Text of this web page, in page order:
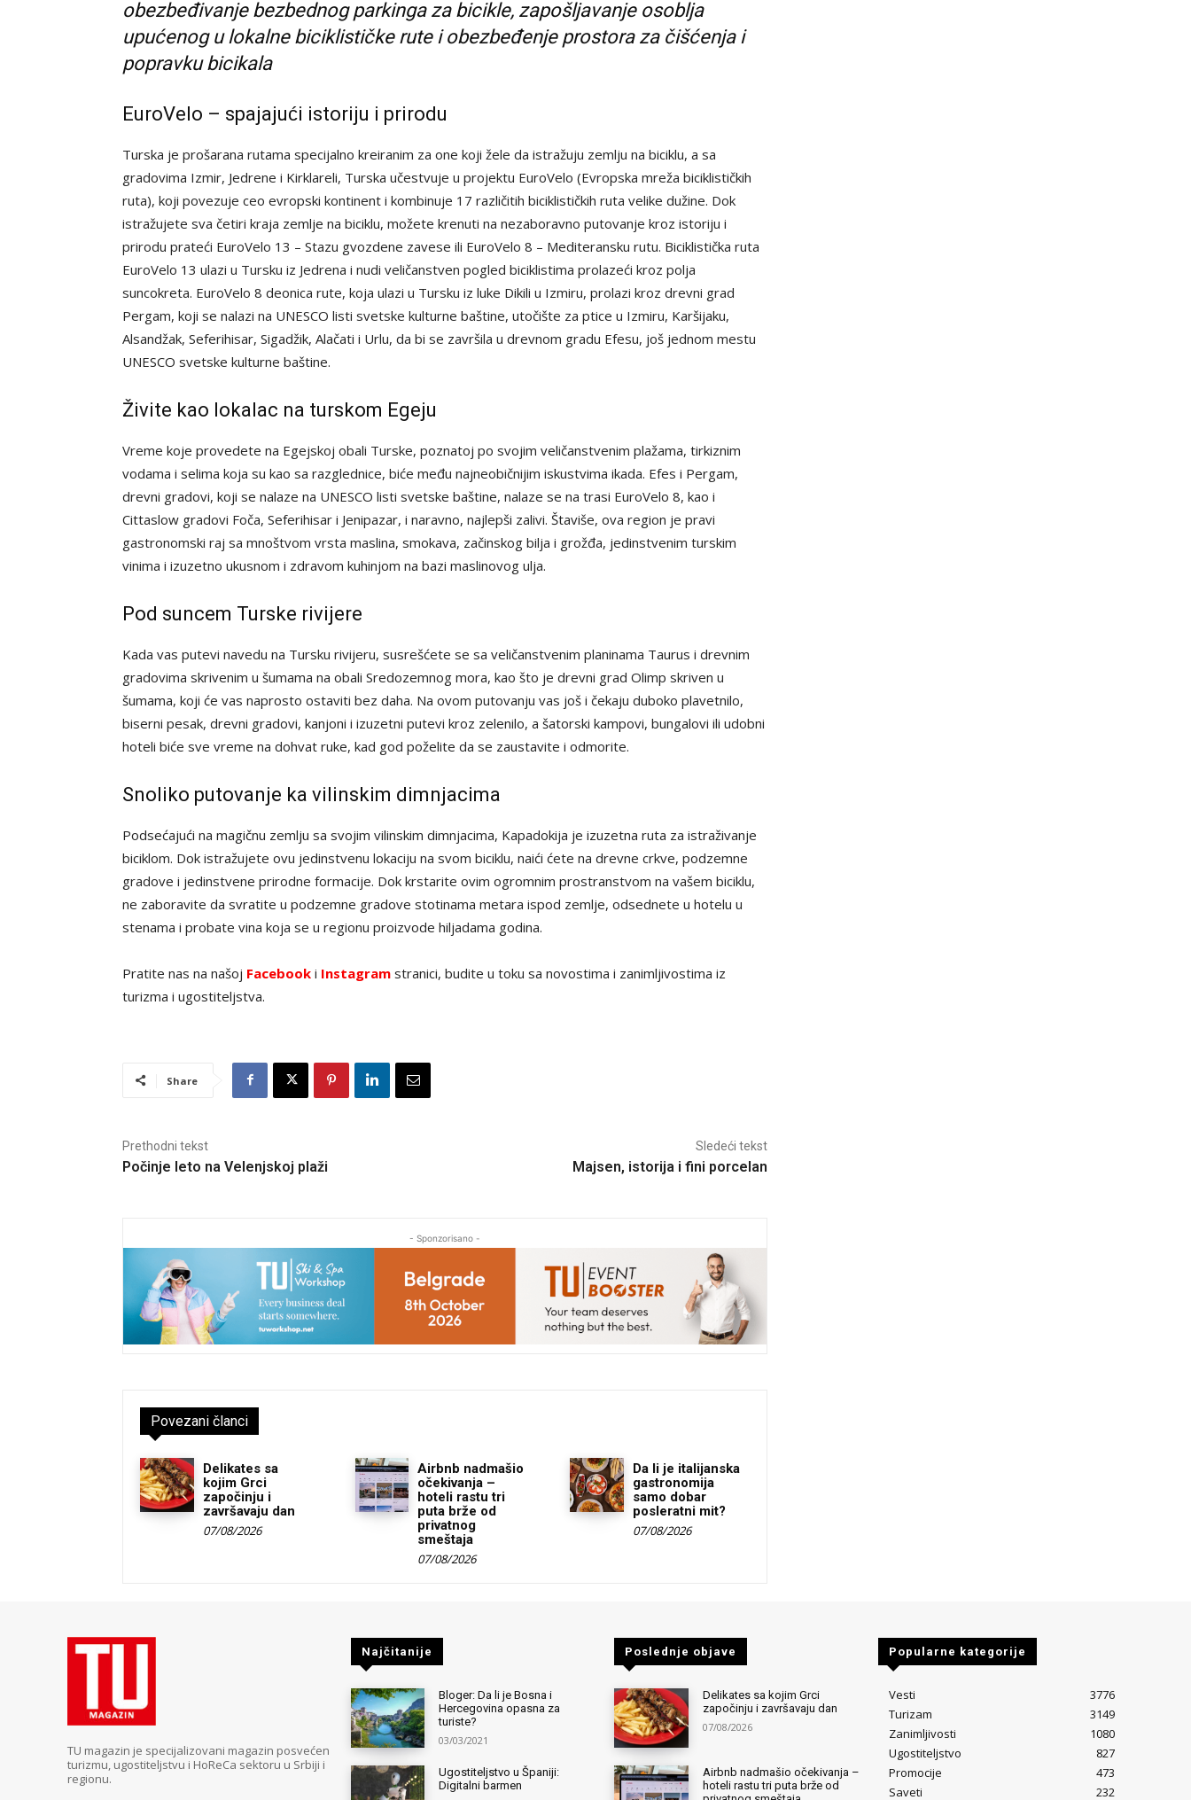
obezbeđivanje bezbednog parkinga za bicikle, zapošljavanje osoblja
upućenog u lokalne biciklističke rute i obezbeđenje prostora za čišćenja i
popravku bicikala
EuroVelo – spajajući istoriju i prirodu
Turska je prošarana rutama specijalno kreiranim za one koji žele da istražuju zemlju na biciklu, a sa
gradovima Izmir, Jedrene i Kirklareli, Turska učestvuje u projektu EuroVelo (Evropska mreža biciklističkih
ruta), koji povezuje ceo evropski kontinent i kombinuje 17 različitih biciklističkih ruta velike dužine. Dok
istražujete sva četiri kraja zemlje na biciklu, možete krenuti na nezaboravno putovanje kroz istoriju i
prirodu prateći EuroVelo 13 – Stazu gvozdene zavese ili EuroVelo 8 – Mediteransku rutu. Biciklistička ruta
EuroVelo 13 ulazi u Tursku iz Jedrena i nudi veličanstven pogled biciklistima prolazeći kroz polja
suncokreta. EuroVelo 8 deonica rute, koja ulazi u Tursku iz luke Dikili u Izmiru, prolazi kroz drevni grad
Pergam, koji se nalazi na UNESCO listi svetske kulturne baštine, utočište za ptice u Izmiru, Karšijaku,
Alsandžak, Seferihisar, Sigadžik, Alačati i Urlu, da bi se završila u drevnom gradu Efesu, još jednom mestu
UNESCO svetske kulturne baštine.
Živite kao lokalac na turskom Egeju
Vreme koje provedete na Egejskoj obali Turske, poznatoj po svojim veličanstvenim plažama, tirkiznim
vodama i selima koja su kao sa razglednice, biće među najneobičnijim iskustvima ikada. Efes i Pergam,
drevni gradovi, koji se nalaze na UNESCO listi svetske baštine, nalaze se na trasi EuroVelo 8, kao i
Cittaslow gradovi Foča, Seferihisar i Jenipazar, i naravno, najlepši zalivi. Štaviše, ova region je pravi
gastronomski raj sa mnoštvom vrsta maslina, smokava, začinskog bilja i grožđa, jedinstvenim turskim
vinima i izuzetno ukusnom i zdravom kuhinjom na bazi maslinovog ulja.
Pod suncem Turske rivijere
Kada vas putevi navedu na Tursku rivijeru, susrešćete se sa veličanstvenim planinama Taurus i drevnim
gradovima skrivenim u šumama na obali Sredozemnog mora, kao što je drevni grad Olimp skriven u
šumama, koji će vas naprosto ostaviti bez daha. Na ovom putovanju vas još i čekaju duboko plavetnilo,
biserni pesak, drevni gradovi, kanjoni i izuzetni putevi kroz zelenilo, a šatorski kampovi, bungalovi ili udobni
hoteli biće sve vreme na dohvat ruke, kad god poželite da se zaustavite i odmorite.
Snoliko putovanje ka vilinskim dimnjacima
Podsećajući na magičnu zemlju sa svojim vilinskim dimnjacima, Kapadokija je izuzetna ruta za istraživanje
biciklom. Dok istražujete ovu jedinstvenu lokaciju na svom biciklu, naići ćete na drevne crkve, podzemne
gradove i jedinstvene prirodne formacije. Dok krstarite ovim ogromnim prostranstvom na vašem biciklu,
ne zaboravite da svratite u podzemne gradove stotinama metara ispod zemlje, odsednete u hotelu u
stenama i probate vina koja se u regionu proizvode hiljadama godina.
Pratite nas na našoj Facebook i Instagram stranici, budite u toku sa novostima i zanimljivostima iz
turizma i ugostiteljstva.
Share
Prethodni tekst
Počinje leto na Velenjskoj plaži
Sledeći tekst
Majsen, istorija i fini porcelan
- Sponzorisano -
Povezani članci
Delikates sa
kojim Grci
započinju i
završavaju dan
07/08/2026
Airbnb nadmašio
očekivanja –
hoteli rastu tri
puta brže od
privatnog
smeštaja
07/08/2026
Da li je italijanska
gastronomija
samo dobar
posleratni mit?
07/08/2026
TU magazin je specijalizovani magazin posvećen
turizmu, ugostiteljstvu i HoReCa sektoru u Srbiji i
regionu.
Najčitanije
Bloger: Da li je Bosna i
Hercegovina opasna za
turiste?
03/03/2021
Ugostiteljstvo u Španiji:
Digitalni barmen
Poslednje objave
Delikates sa kojim Grci
započinju i završavaju dan
07/08/2026
Airbnb nadmašio očekivanja –
hoteli rastu tri puta brže od
Popularne kategorije
Vesti
3776
Turizam
3149
Zanimljivosti
1080
Ugostiteljstvo
827
Promocije
473
Saveti
232